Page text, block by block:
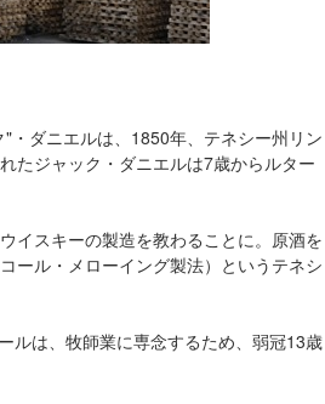
・ダニエルは、1850年、テネシー州リン
たジャック・ダニエルは7歳からルター
イスキーの製造を教わることに。原酒を
ール・メローイング製法）というテネシ
ルは、牧師業に専念するため、弱冠13歳